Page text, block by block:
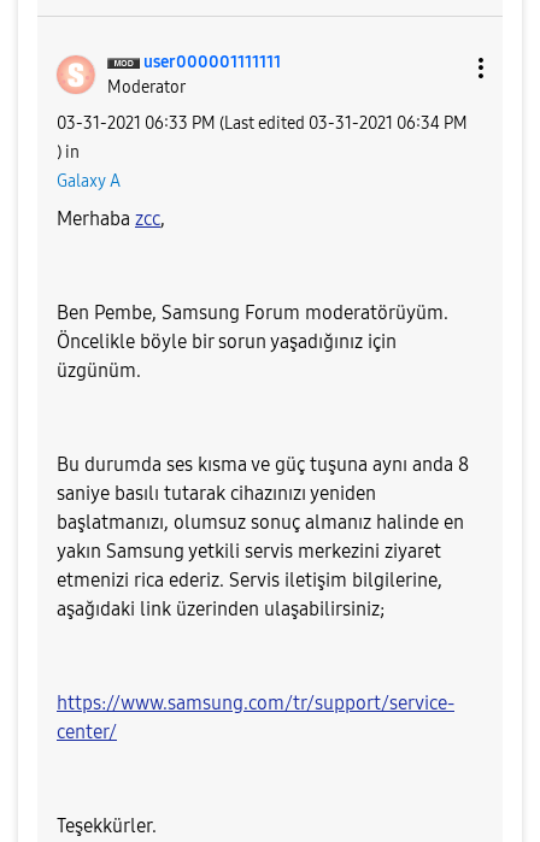
user000001111111
Moderator
‎03-31-2021 06:33 PM (Last edited ‎03-31-2021 06:34 PM
) in
Galaxy A
Merhaba zcc,
Ben Pembe, Samsung Forum moderatörüyüm.
Öncelikle böyle bir sorun yaşadığınız için
üzgünüm.
Bu durumda ses kısma ve güç tuşuna aynı anda 8
saniye basılı tutarak cihazınızı yeniden
başlatmanızı, olumsuz sonuç almanız halinde en
yakın Samsung yetkili servis merkezini ziyaret
etmenizi rica ederiz. Servis iletişim bilgilerine,
aşağıdaki link üzerinden ulaşabilirsiniz;
https://www.samsung.com/tr/support/service-
center/
Teşekkürler.